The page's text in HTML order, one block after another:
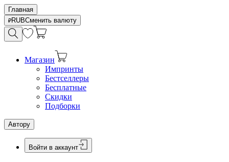
Главная
RUBСменить валюту
Магазин
Импринты
Бестселлеры
Бесплатные
Скидки
Подборки
Автору
Войти в аккаунт